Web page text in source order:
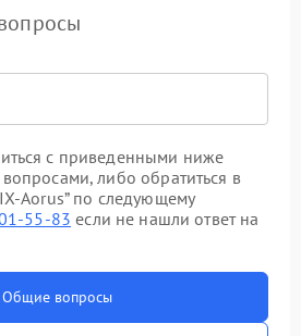
с приведенными ниже
либо обратиться в
Aorus” по следующему
55-83 если не нашли ответ на
Общие вопросы